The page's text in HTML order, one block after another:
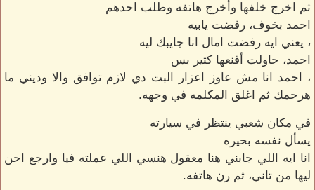
ثم اخرج خلفها وأخرج هاتفه وطلب احدهم
احمد بخوف، رفضت يابيه
، يعني ايه رفضت امال انا جايبك ليه
احمد، حاولت أقنعها كتير بس
، احمد انا مش عاوز اعزار البت دي لازم توافق والا وديني ما
هرحمك ثم اغلق المكلمه في وجهه.
في مكان شعبي ينتظر في سيارته
يسأل نفسه بحيره
انا ايه اللي جابني هنا معقول هنسي اللي عملته فيا وارجع احن
ليها من تاني، ثم رن هاتفه.